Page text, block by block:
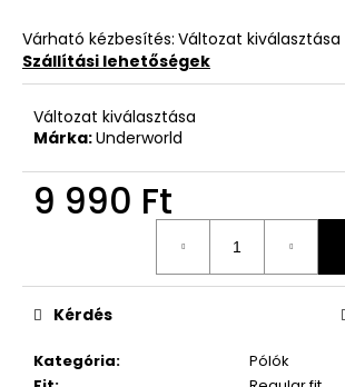
Várható kézbesítés: Változat kiválasztása
Szállítási lehetőségek
Változat kiválasztása
Márka:Underworld
9 990 Ft
Kategória:
Pólók
Kérdés